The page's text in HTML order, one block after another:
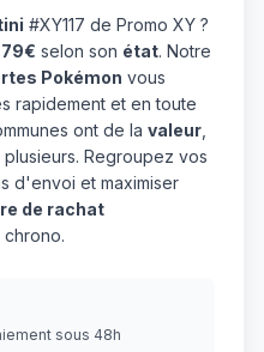
#XY117 de Promo XY ?
selon son état. Notre
Pokémon vous
rapidement et en toute
ont de la valeur
Regroupez vos
d'envoi et maximiser
de rachat
chrono.
sous 48h